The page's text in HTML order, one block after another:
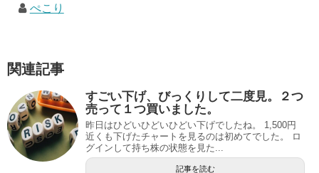
ぺこり
関連記事
すごい下げ、びっくりして二度見。２つ
売って１つ買いました。
昨日はひどいひどいひどい下げでしたね。 1,500円
近くも下げたチャートを見るのは初めてでした。 ロ
グインして持ち株の状態を見た...
記事を読む